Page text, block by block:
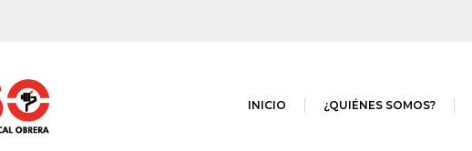
INICIO ¿QUIÉNES SOMOS?